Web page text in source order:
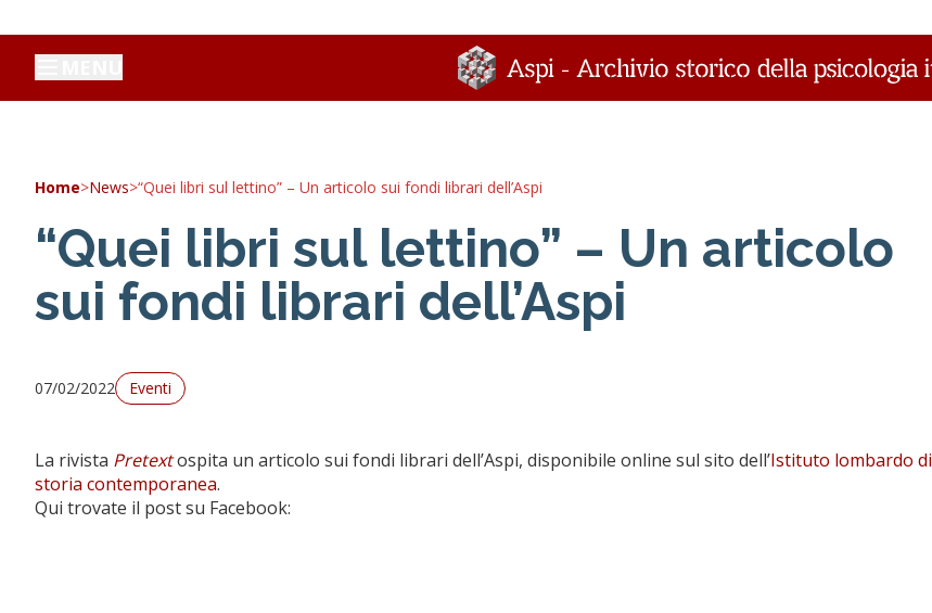
Home>News>“Quei libri sul lettino” – Un articolo sui fondi librari dell’Aspi
“Quei libri sul lettino” – Un articolo
sui fondi librari dell’Aspi
07/02/2022 Eventi
La rivista Pretextospita un articolo sui fondi librari dell’Aspi, disponibile online sul sito dell’Istituto lombardo di
storia contemporanea.
Qui trovate il post su Facebook: